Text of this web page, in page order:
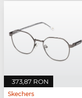
373,87 RON
Skechers